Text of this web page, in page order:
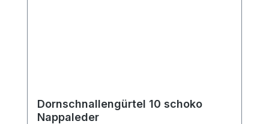
Dornschnallengürtel 10 schoko
Nappaleder